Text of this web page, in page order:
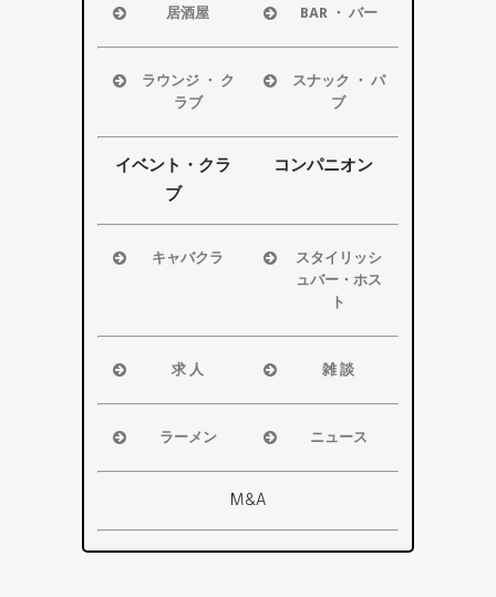
居酒屋
浜松市
磐田市
袋井市
掛川市
その他エリ
ア
BAR ・ バー
浜松市
磐田市
袋井市
掛川市
その他エリ
ラウンジ ・ ク
ラブ
浜松市
磐田市
袋井市
掛川市
その他エリ
スナック ・ パ
ブ
浜松市
磐田市
掛川市
その他エリ
ア
イベント・クラ
ブ
コンパニオン
キャバクラ
掛川市
その他エリ
ア
スタイリッシ
ュバー・ホス
ト
浜松市
磐田市・袋
その他エリ
ア
求 人
浜松市
磐田市
ア
雑 談
浜松市
磐田市
ラーメン
浜松市
袋井市
掛川市
ニュース
浜松市・磐
袋井市・掛
川市
M&A